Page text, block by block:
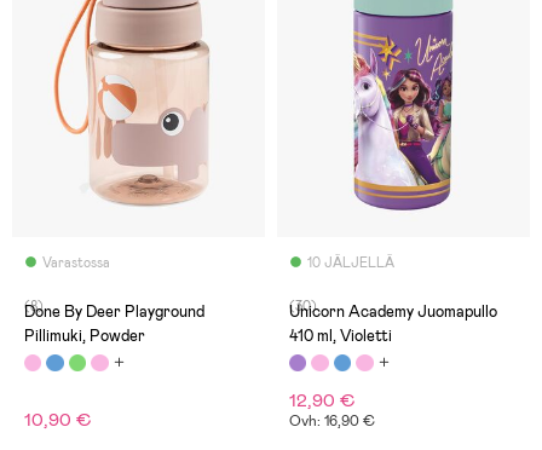
Varastossa
(8)
Done By Deer Playground
Pillimuki, Powder
10,90 €
10 JÄLJELLÄ
(30)
Unicorn Academy Juomapullo
410 ml, Violetti
12,90 €
Ovh: 16,90 €